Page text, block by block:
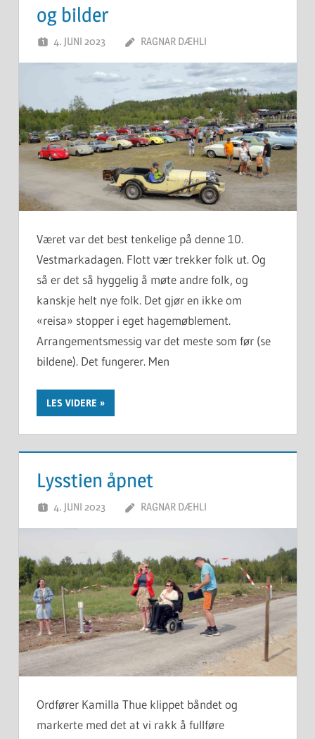
og bilder
4. JUNI 2023 RAGNAR DÆHLI
Været var det best tenkelige på denne 10.
Vestmarkadagen. Flott vær trekker folk ut. Og
så er det så hyggelig å møte andre folk, og
kanskje helt nye folk. Det gjør en ikke om
«reisa» stopper i eget hagemøblement.
Arrangementsmessig var det meste som før (se
bildene). Det fungerer. Men
LES VIDERE
Lysstien åpnet
4. JUNI 2023 RAGNAR DÆHLI
Ordfører Kamilla Thue klippet båndet og
markerte med det at vi rakk å fullføre